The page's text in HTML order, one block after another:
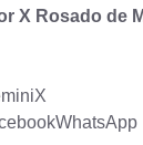
X Rosado de
X
WhatsApp